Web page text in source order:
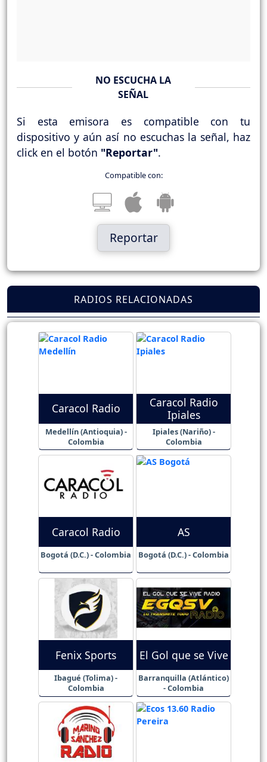
NO ESCUCHA LA
SEÑAL
Si esta emisora es compatible con tu
dispositivo y aún así no escuchas la señal, haz
click en el botón "Reportar".
Compatible con:
Reportar
RADIOS RELACIONADAS
Caracol Radio
Medellín (Antioquia) -
Colombia
Caracol Radio
Ipiales
Ipiales (Nariño) -
Colombia
Caracol Radio
Bogotá (D.C.) - Colombia
AS
Bogotá (D.C.) - Colombia
Fenix Sports
Ibagué (Tolima) -
Colombia
El Gol que se Vive
Barranquilla (Atlántico)
- Colombia